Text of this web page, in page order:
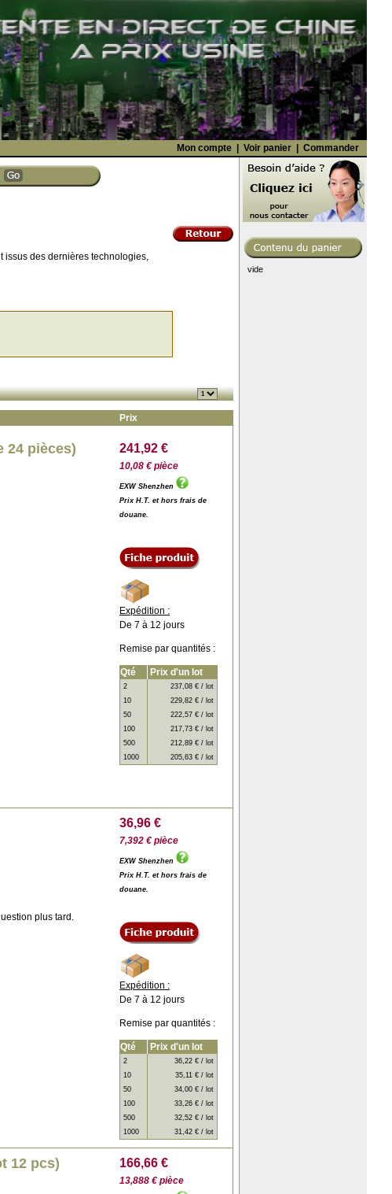
Mon compte | Voir panier | Commander
issus des dernières technologies,
Prix
24 pièces) 241,92 €
10,08 € pièce
EXW Shenzhen
Prix H.T. et hors frais de
douane.
Expédition :
De 7 à 12 jours
Remise par quantités :
Qté Prix d'un lot
2
237,08 € / lot
10
229,82 € / lot
50
222,57 € / lot
100
217,73 € / lot
500
212,89 € / lot
1000
205,63 € / lot
plus tard.
36,96 €
7,392 € pièce
EXW Shenzhen
Prix H.T. et hors frais de
douane.
Expédition :
De 7 à 12 jours
Remise par quantités :
Qté Prix d'un lot
2
36,22 € / lot
10
35,11 € / lot
50
34,00 € / lot
100
33,26 € / lot
500
32,52 € / lot
1000
31,42 € / lot
12 pcs) 166,66 €
13,888 € pièce
vide